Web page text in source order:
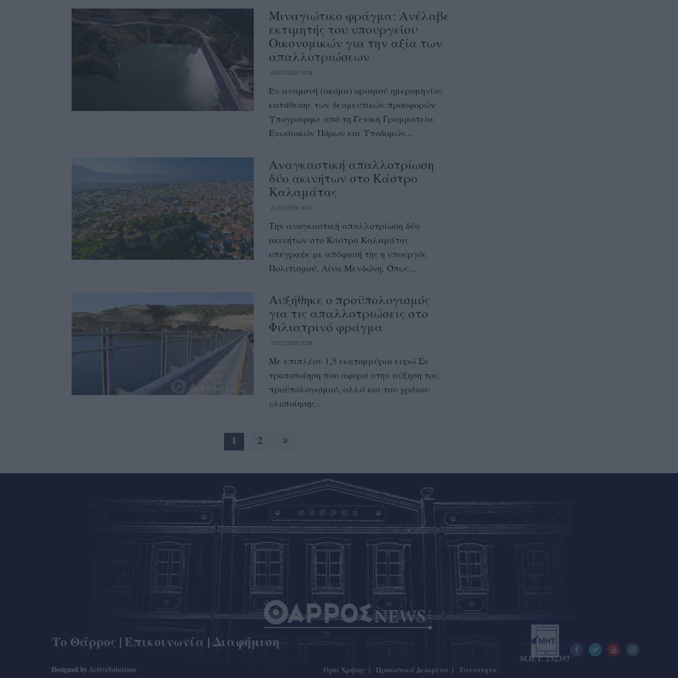
Μιναγιώτικο φράγμα: Ανέλαβε
εκτιμητής του υπουργείου
Οικονομικών για την αξία των
απαλλοτριώσεων
02/07/2024 19:04
Εν αναμονή (ακόμα) ορισμού ημερομηνίας
κατάθεσης των δεσμευτικών προσφορών
Υπογράφηκε από τη Γενική Γραμματεία
Ενωσιακών Πόρων και Υποδομών...
Αναγκαστική απαλλοτρίωση
δύο ακινήτων στο Κάστρο
Καλαμάτας
23/01/2024 18:27
Την αναγκαστική απαλλοτρίωση δύο
ακινήτων στο Κάστρο Καλαμάτας
υπέγραψε με απόφασή της η υπουργός
Πολιτισμού, Λίνα Μενδώνη. Όπως...
Αυξήθηκε ο προϋπολογισμός
για τις απαλλοτριώσεις στο
Φιλιατρινό φράγμα
10/12/2023 20:58
Με επιπλέον 1,5 εκατομμύριο ευρώ Σε
τροποποίηση που αφορά στην αύξηση του
προϋπολογισμού, αλλά και του χρόνου
υλοποίησης...
1 2
Το Θάρρος | Επικοινωνία |Διαφήμιση
Μ.Η.Τ. 232397
Designed by ActiveSolutions Όροι Χρήσης Προσωπικά Δεδομένα Ταυτότητα